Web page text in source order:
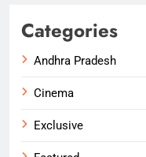
Categories
Andhra Pradesh
Cinema
Exclusive